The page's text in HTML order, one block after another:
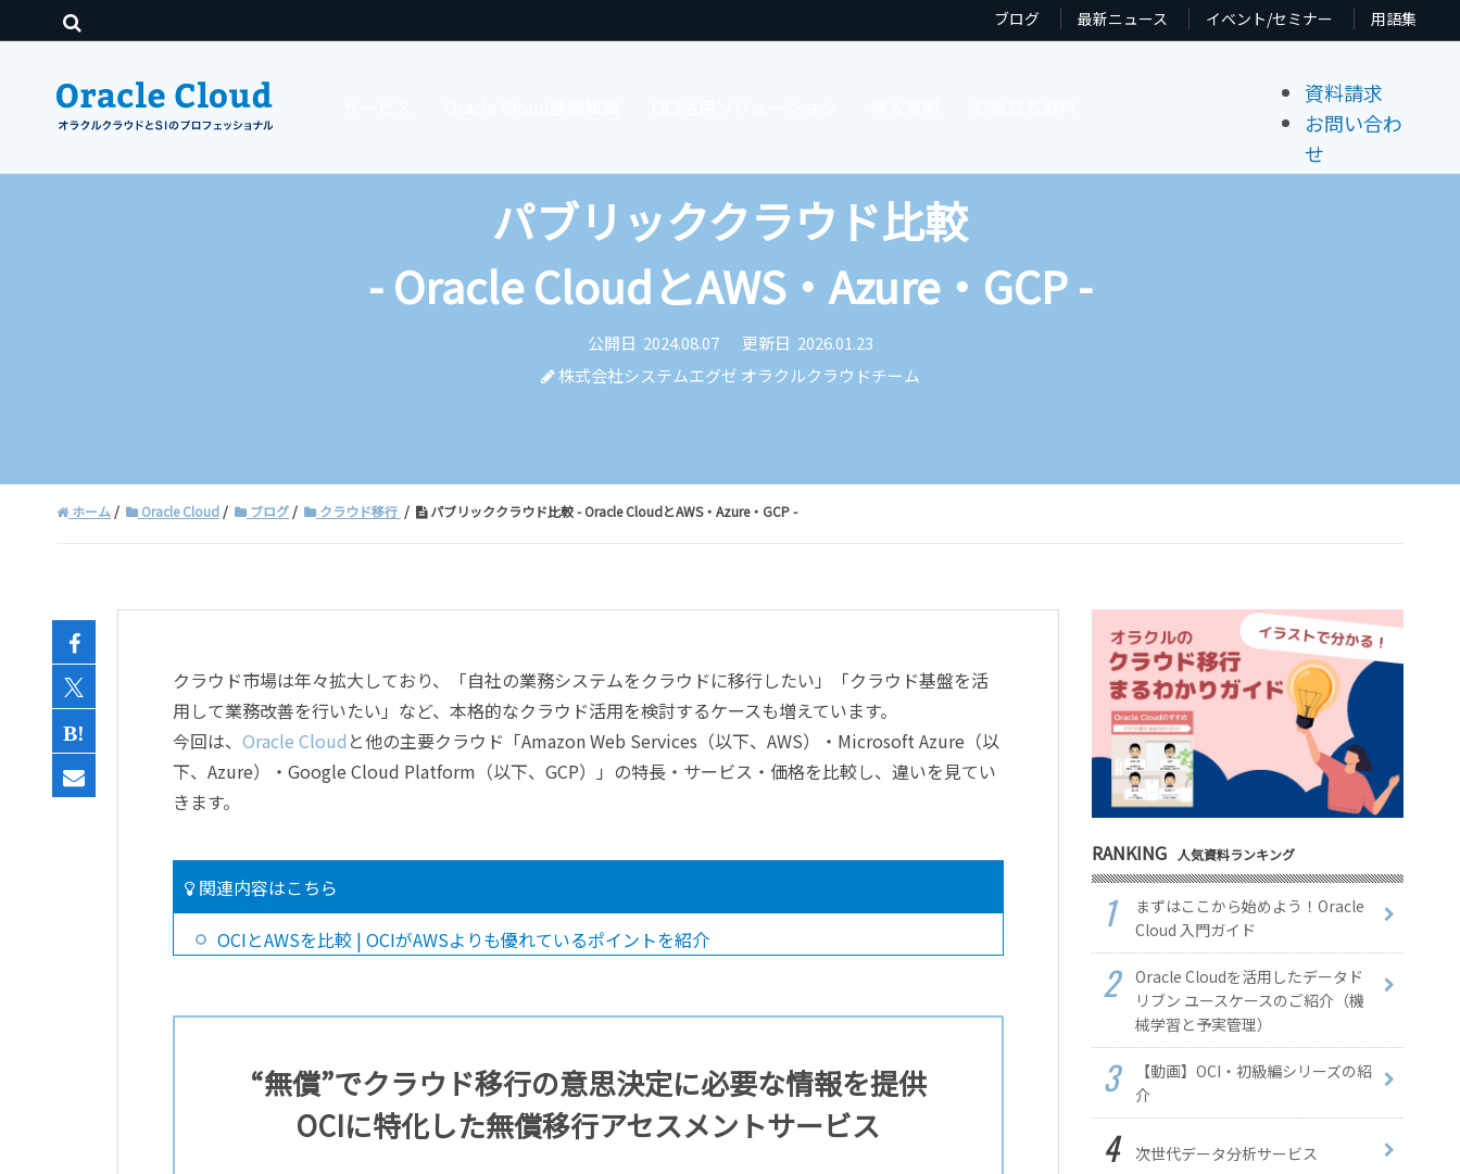
ブログ 最新ニュース イベント/セミナー 用語集
資料請求
お問い合わ
せ
パブリッククラウド比較
- Oracle CloudとAWS・Azure・GCP -
公開日 2024.08.07 更新日 2026.01.23
株式会社システムエグゼ オラクルクラウドチーム
ホーム Oracle Cloud ブログ クラウド移行 パブリッククラウド比較 - Oracle CloudとAWS・Azure・GCP -
クラウド市場は年々拡大しており、「自社の業務システムをクラウドに移行したい」「クラウド基盤を活
用して業務改善を行いたい」など、本格的なクラウド活用を検討するケースも増えています。
今回は、 Oracle Cloud と他の主要クラウド「Amazon Web Services（以下、AWS）・Microsoft Azure（以
下、Azure）・Google Cloud Platform（以下、GCP）」の特長・サービス・価格を比較し、違いを見てい
きます。
関連内容はこちら
OCIとAWSを比較 | OCIがAWSよりも優れているポイントを紹介
“無償”でクラウド移行の意思決定に必要な情報を提供
OCIに特化した無償移行アセスメントサービス
RANKING 人気資料ランキング
まずはここから始めよう！Oracle
Cloud 入門ガイド
Oracle Cloudを活用したデータド
リブン ユースケースのご紹介（機
械学習と予実管理）
【動画】OCI・初級編シリーズの紹
介
次世代データ分析サービス